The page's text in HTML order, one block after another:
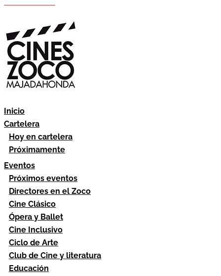
Inicio
Cartelera
Hoy en cartelera
Próximamente
Eventos
Próximos eventos
Directores en el Zoco
Cine Clásico
Ópera y Ballet
Cine Inclusivo
Ciclo de Arte
Club de Cine y literatura
Educación